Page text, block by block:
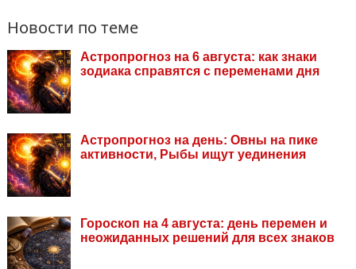
Новости по теме
Астропрогноз на 6 августа: как знаки
зодиака справятся с переменами дня
Астропрогноз на день: Овны на пике
активности, Рыбы ищут уединения
Гороскоп на 4 августа: день перемен и
неожиданных решений для всех знаков